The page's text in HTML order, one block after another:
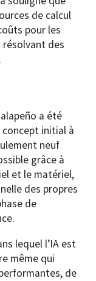
de calcul
pour les
des
a été
initial à
neuf
grâce à
et le matériel,
des propres
de
lequel l’IA est
même qui
de